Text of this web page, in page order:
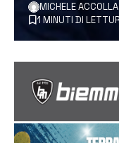
MICHELE ACCOLLA
1 MINUTI DI